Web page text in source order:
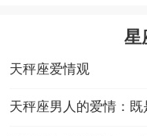
星
天秤座爱情观
天秤座男人的爱情：